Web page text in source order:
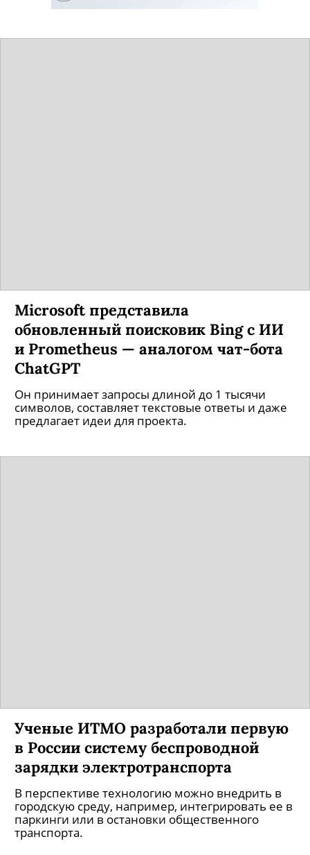
Microsoft представила
обновленный поисковик Bing с ИИ
и Prometheus — аналогом чат-бота
ChatGPT
Он принимает запросы длиной до 1 тысячи
символов, составляет текстовые ответы и даже
предлагает идеи для проекта.
Ученые ИТМО разработали первую
в России систему беспроводной
зарядки электротранспорта
В перспективе технологию можно внедрить в
городскую среду, например, интегрировать ее в
паркинги или в остановки общественного
транспорта.